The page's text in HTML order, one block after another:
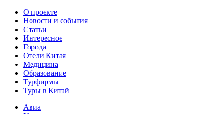
О проекте
Новости и события
Статьи
Интересное
Города
Отели Китая
Медицина
Образование
Турфирмы
Туры в Китай
Авиа